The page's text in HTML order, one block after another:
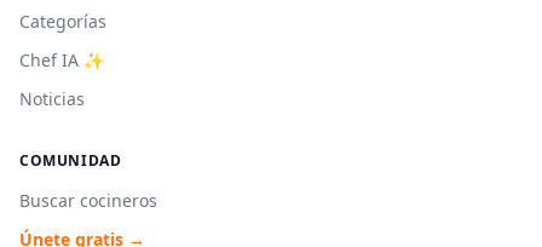
Categorías
Chef IA ✨
Noticias
COMUNIDAD
Buscar cocineros
Únete gratis →